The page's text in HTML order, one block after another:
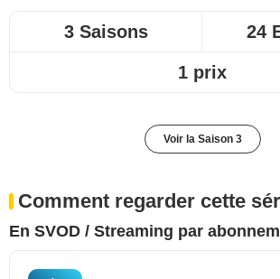
3 Saisons 24
1 prix
Voir la Saison 3
Comment regarder cette
En SVOD / Streaming par